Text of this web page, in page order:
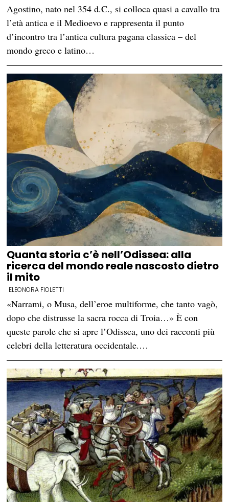
Agostino, nato nel 354 d.C., si colloca quasi a cavallo tra
l’età antica e il Medioevo e rappresenta il punto
d’incontro tra l’antica cultura pagana classica – del
mondo greco e latino…
Quanta storia c’è nell’Odissea: alla
ricerca del mondo reale nascosto dietro
il mito
ELEONORA FIOLETTI
«Narrami, o Musa, dell’eroe multiforme, che tanto vagò,
dopo che distrusse la sacra rocca di Troia…» È con
queste parole che si apre l’Odissea, uno dei racconti più
celebri della letteratura occidentale.…